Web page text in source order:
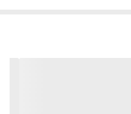
ارائه می دهند و ظاهری